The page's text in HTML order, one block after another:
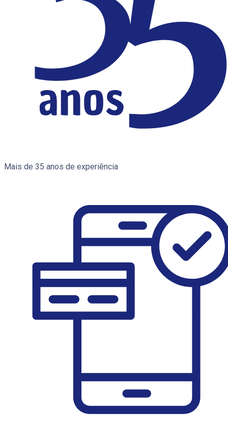
Mais de 35 anos de experiência